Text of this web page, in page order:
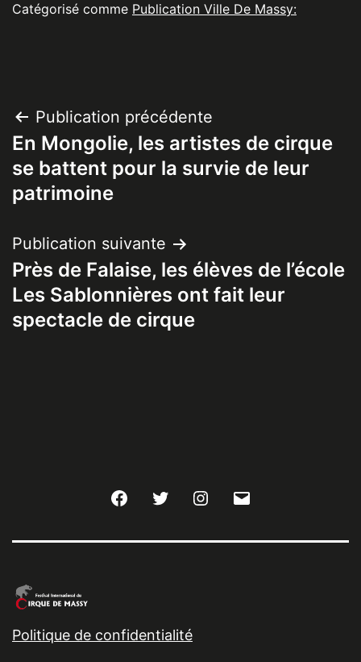
Catégorisé comme Publication Ville De Massy:
Navigation
de
l’article
Publication précédente
En Mongolie, les artistes de cirque
se battent pour la survie de leur
patrimoine
Publication suivante
Près de Falaise, les élèves de l’école
Les Sablonnières ont fait leur
spectacle de cirque
FacebookTwitter Instagram
Politique de confidentialité